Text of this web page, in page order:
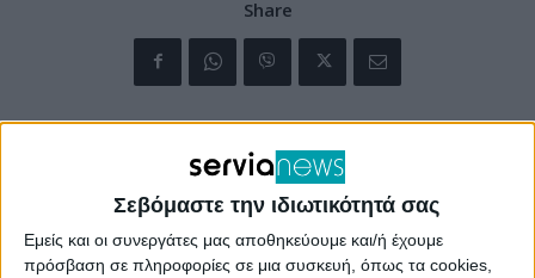
Σεβόμαστε την ιδιωτικότητά σας
Εμείς και οι συνεργάτες μας αποθηκεύουμε και/ή έχουμε
πρόσβαση σε πληροφορίες σε μια συσκευή, όπως τα cookies,
Share